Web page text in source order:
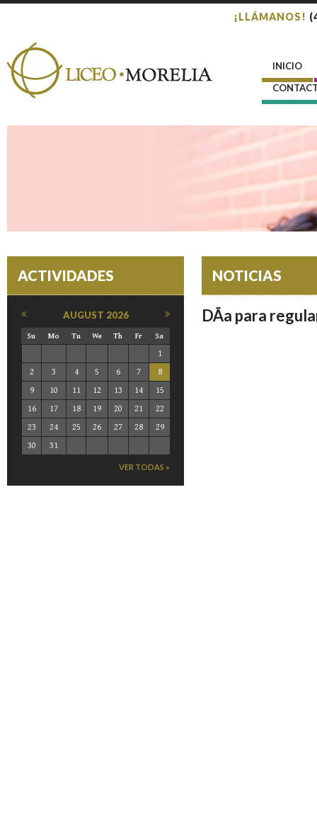
¡LLÁMANOS!
INICIO
ACTIVIDADES
AUGUST 2026
Su Mo Tu We Th Fr Sa
1
2
3 4 5 6 7
8
9
10 11 12 13 14
15
16
17 18 19 20 21
22
23
24 25 26 27 28
29
30
31
VER TODAS »
NOTICIAS
DÃ­a para